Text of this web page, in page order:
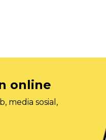
online
media sosial,